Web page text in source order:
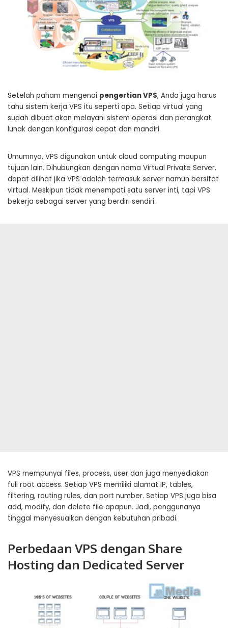
Setelah paham mengenai pengertian VPS, Anda juga harus
tahu sistem kerja VPS itu seperti apa. Setiap virtual yang
sudah dibuat akan melayani sistem operasi dan perangkat
lunak dengan konfigurasi cepat dan mandiri.
Umumnya, VPS digunakan untuk cloud computing maupun
tujuan lain. Dihubungkan dengan nama Virtual Private Server,
dapat dilihat jika VPS adalah termasuk server namun bersifat
virtual. Meskipun tidak menempati satu server inti, tapi VPS
bekerja sebagai server yang berdiri sendiri.
VPS mempunyai files, process, user dan juga menyediakan
full root access. Setiap VPS memiliki alamat IP, tables,
filtering, routing rules, dan port number. Setiap VPS juga bisa
add, modify, dan delete file apapun. Jadi, penggunanya
tinggal menyesuaikan dengan kebutuhan pribadi.
Perbedaan VPS dengan Share
Hosting dan Dedicated Server